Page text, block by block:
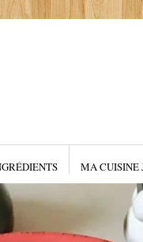
MA CUISINE
soja BIO